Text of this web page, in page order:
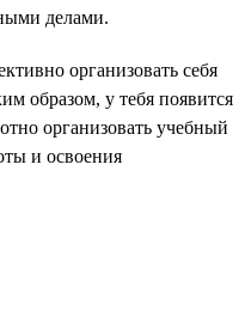
делами.
организовать себя
образом, у тебя появится
организовать учебный
и освоения